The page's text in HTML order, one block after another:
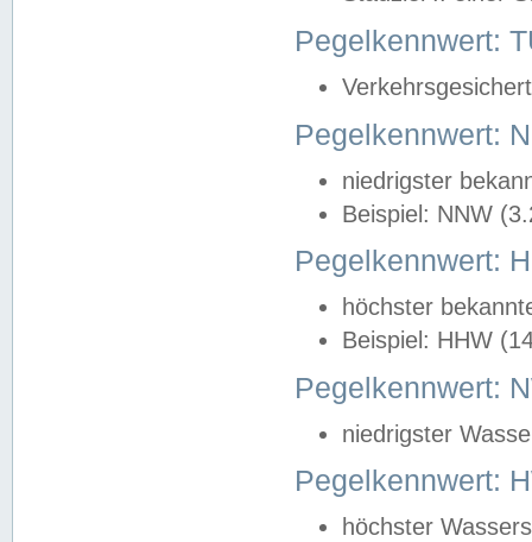
Pegelkennwert:
Pegelkennwert:
niedrigster
Beispiel: NNW
Pegelkennwert:
höchster
Beispiel: HHW
Pegelkennwert:
niedrigster
Pegelkennwert:
höchster